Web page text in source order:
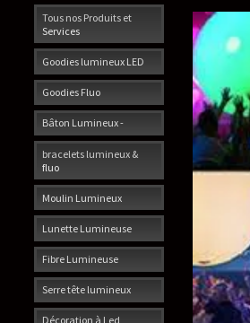
Tous nos Produits et
Services
Goodies lumineux LED
Goodies Fluo
Bâton Lumineux -
bracelets lumineux &
fluo
Moulin Lumineux
Lunette Lumineuse
Fibre Lumineuse
Serre tête lumineux
Décoration à Led